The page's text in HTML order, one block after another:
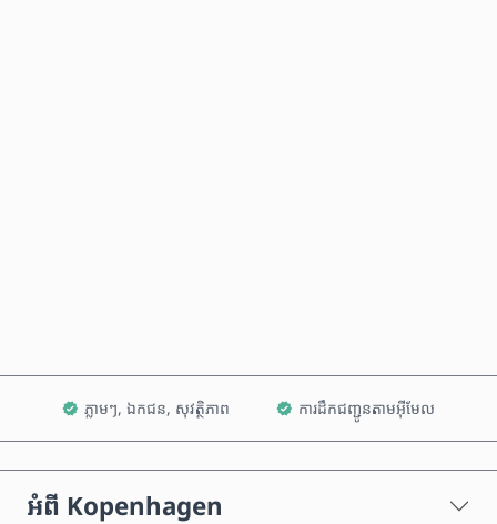
ភ្លាមៗ, ឯកជន, សុវត្ថិភាព ការដឹកជញ្ជូនតាមអ៊ីមែល
អំពី Kopenhagen